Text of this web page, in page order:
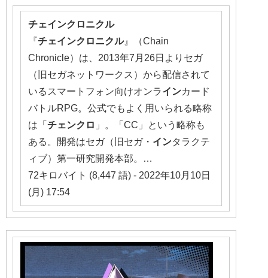
チェインクロニクル
『チェインクロニクル』（Chain
Chronicle）は、2013年7月26日よりセガ
（旧セガネットワークス）から配信されて
いるスマートフォン向けオンラインカード
バトルRPG。公式でもよく用いられる略称
は「 チェンクロ 」。「CC」という略称も
ある。開発はセガ（旧セガ・ インタラクテ
ィブ）第一研究開発本部。…
72キロバイト (8,447 語) - 2022年10月10日
(月) 17:54